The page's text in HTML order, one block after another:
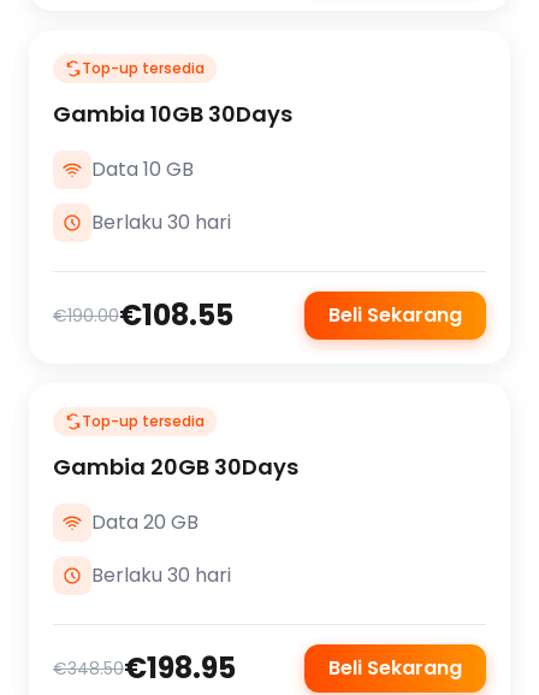
Top-up tersedia
Gambia 10GB 30Days
Data 10 GB
Berlaku 30 hari
€190.00€108.55 Beli Sekarang
Top-up tersedia
Gambia 20GB 30Days
Data 20 GB
Berlaku 30 hari
€348.50€198.95 Beli Sekarang